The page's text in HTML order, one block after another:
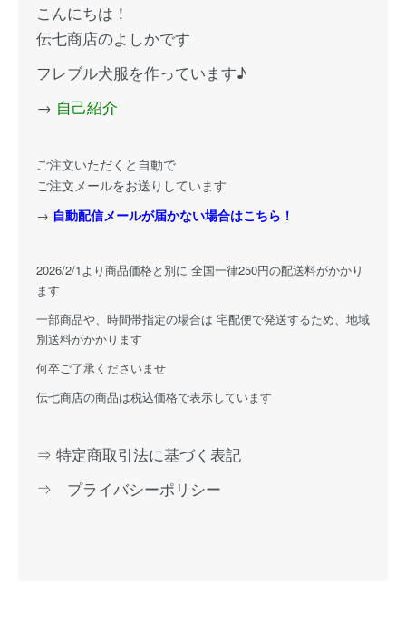
こんにちは！
伝七商店のよしかです
フレブル犬服を作っています♪
→ 自己紹介
ご注文いただくと自動で
ご注文メールをお送りしています
→ 自動配信メールが届かない場合はこちら！
2026/2/1より商品価格と別に 全国一律250円の配送料がかかり
ます
一部商品や、時間帯指定の場合は 宅配便で発送するため、地域
別送料がかかります
何卒ご了承くださいませ
伝七商店の商品は税込価格で表示しています
⇒ 特定商取引法に基づく表記
⇒ プライバシーポリシー